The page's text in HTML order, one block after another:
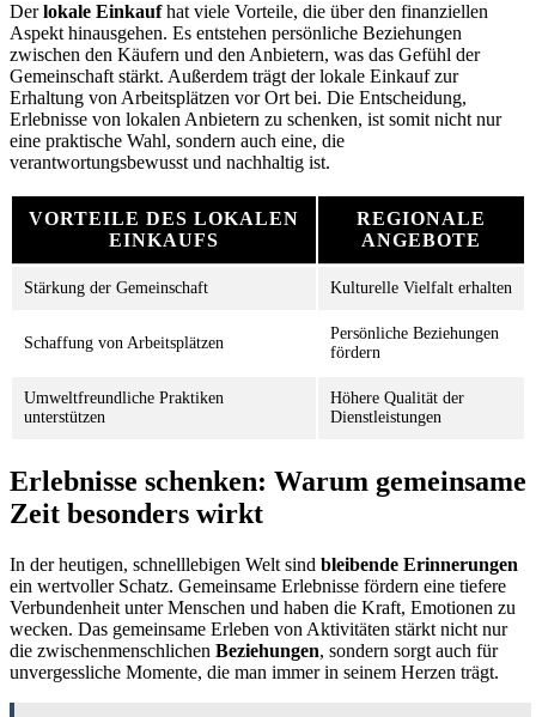
Derlokale Einkaufhat viele Vorteile, die über den finanziellen
Aspekt hinausgehen. Es entstehen persönliche Beziehungen
zwischen den Käufern und den Anbietern, was das Gefühl der
Gemeinschaft stärkt. Außerdem trägt der lokale Einkauf zur
Erhaltung von Arbeitsplätzen vor Ort bei. Die Entscheidung,
Erlebnisse von lokalen Anbietern zu schenken, ist somit nicht nur
eine praktische Wahl, sondern auch eine, die
verantwortungsbewusst und nachhaltig ist.
VORTEILE DES LOKALEN
EINKAUFS
REGIONALE
ANGEBOTE
Stärkung der Gemeinschaft Kulturelle Vielfalt erhalten
Schaffung von Arbeitsplätzen
Persönliche Beziehungen
fördern
Umweltfreundliche Praktiken
unterstützen
Höhere Qualität der
Dienstleistungen
Erlebnisse schenken: Warum gemeinsame
Zeit besonders wirkt
In der heutigen, schnelllebigen Welt sind bleibende Erinnerungen
ein wertvoller Schatz. Gemeinsame Erlebnisse fördern eine tiefere
Verbundenheit unter Menschen und haben die Kraft, Emotionen zu
wecken. Das gemeinsame Erleben von Aktivitäten stärkt nicht nur
die zwischenmenschlichen Beziehungen, sondern sorgt auch für
unvergessliche Momente, die man immer in seinem Herzen trägt.